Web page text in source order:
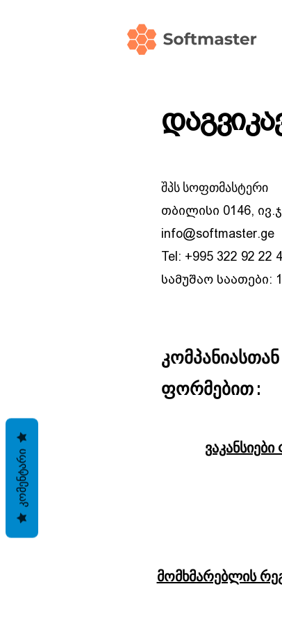
შპს სოფთმასტერი
თბილისი 0146,
info@softmaster.ge
Tel: +995 322 92 22
სამუშაო საათები:
ფორმებით :
ვაკანსიები
მომხმარებლის
ᲙᲝᲛᲔᲜᲢᲐᲠᲘ